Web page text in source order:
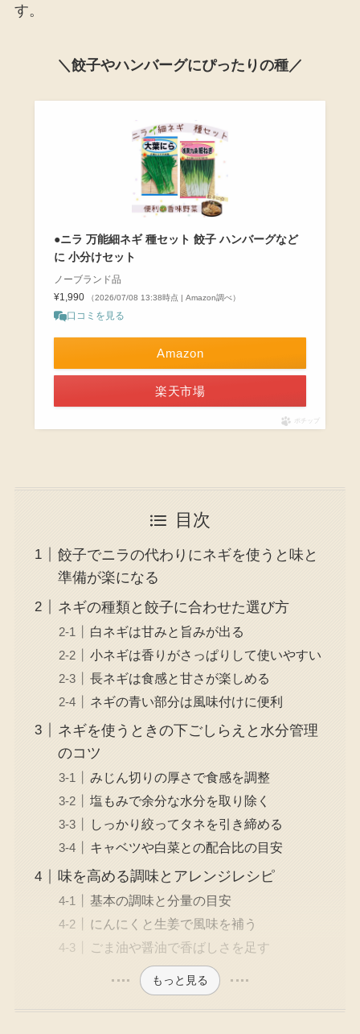
す。
＼餃子やハンバーグにぴったりの種／
●ニラ 万能細ネギ 種セット 餃子 ハンバーグなど
に 小分けセット
ノーブランド品
¥1,990
（2026/07/08 13:38時点 | Amazon調べ）
口コミを見る
Amazon
楽天市場
ポチップ
目次
餃子でニラの代わりにネギを使うと味と
準備が楽になる
ネギの種類と餃子に合わせた選び方
白ネギは甘みと旨みが出る
小ネギは香りがさっぱりして使いやすい
長ネギは食感と甘さが楽しめる
ネギの青い部分は風味付けに便利
ネギを使うときの下ごしらえと水分管理
のコツ
みじん切りの厚さで食感を調整
塩もみで余分な水分を取り除く
しっかり絞ってタネを引き締める
キャベツや白菜との配合比の目安
味を高める調味とアレンジレシピ
基本の調味と分量の目安
にんにくと生姜で風味を補う
ごま油や醤油で香ばしさを足す
もっと見る